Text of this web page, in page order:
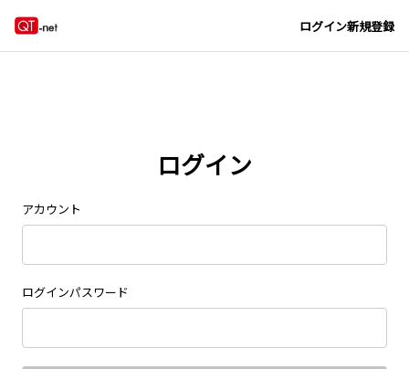
ログイン新規登録
ログイン
アカウント
ログインパスワード